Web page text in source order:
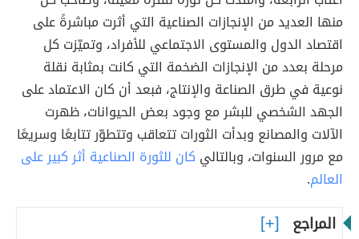
منها العديد من الإنجازات الصناعية التي أثرت مباشرةً على
اقتصاد الدول والمستوى الاجتماعي للأفراد، وتميّزت كل
مرحلة بعدد من الإنجازات الضخمة التي كانت بمثابة نقلة
نوعية في طرق الصناعة والإنتاج، فبعد أن كان الاعتماد على
الجهد الشخصي للبشر مع وجود بعض الحيوانات، ظهرت
الآلات والمصانع وبدأت الثورات تتعاقب وتتطوّر تتابعًا وسريعًا
مع مرور السنوات، وبالتالي كان للثورة الصناعية أثر كبير على
العالم.
المراجع